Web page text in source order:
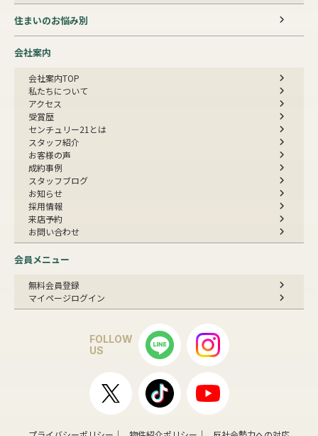
住まいのお悩み別
会社案内
会社案内TOP
私たちについて
アクセス
受賞歴
センチュリー21とは
スタッフ紹介
お客様の声
成約事例
スタッフブログ
お知らせ
採用情報
来店予約
お問い合わせ
会員メニュー
無料会員登録
マイページログイン
FOLLOW
US